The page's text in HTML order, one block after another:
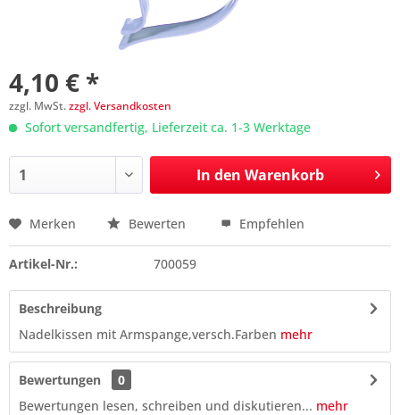
4,10 € *
zzgl. MwSt.zzgl. Versandkosten
Sofort versandfertig, Lieferzeit ca. 1-3 Werktage
In den Warenkorb
Preis anfragen
Merken Bewerten Empfehlen
Artikel-Nr.: 700059
Beschreibung
Nadelkissen mit Armspange,versch.Farben mehr
Bewertungen
0
Bewertungen lesen, schreiben und diskutieren... mehr